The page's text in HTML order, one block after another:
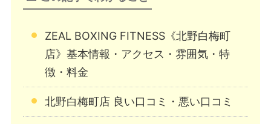
ZEAL BOXING FITNESS《北野白梅町
店》基本情報・アクセス・雰囲気・特
徴・料金
北野白梅町店 良い口コミ・悪い口コミ